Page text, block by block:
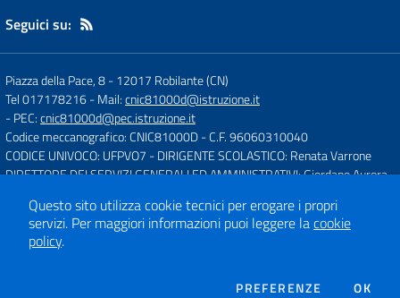
Seguici su:
Piazza della Pace, 8-12017 Robilante (CN)
Tel 017178216- Mail:cnic81000d@istruzione.it
- PEC:cnic81000d@pec.istruzione.it
Codice meccanografico: CNIC81000D- C.F. 96060310040
CODICE UNIVOCO: UFPVO7 - DIRIGENTE SCOLASTICO: Renata Varrone
DIRETTORE DEI SERVIZI GENERALI ED AMMINISTRATIVI: Giordano Aurora
Concept & Design by
Designers Italia
Questo sito utilizza cookie tecnici per erogare i propri
servizi. Per maggiori informazioni puoi leggere lacookie
policy.
PREFERENZE DEI COOKIE
OK